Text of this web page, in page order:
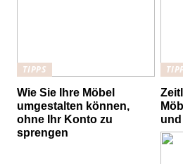
TIPPS
Wie Sie Ihre Möbel
umgestalten können,
ohne Ihr Konto zu
sprengen